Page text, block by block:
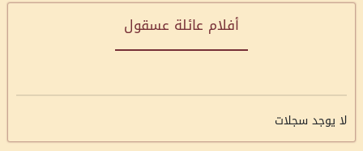
أفلام عائلة عسقول
لا يوجد سجلات